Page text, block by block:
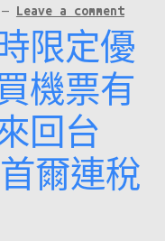
— Leave a comment
限定優
機票有
回台
爾連稅